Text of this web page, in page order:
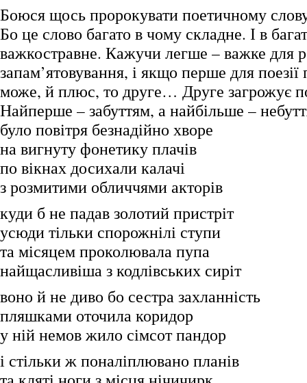
Боюся щось пророкувати поетичному
Бо це слово багато в чому складне. І в
важкостравне. Кажучи легше – важке для
запам’ятовування, і якщо перше для
може, й плюс, то друге… Друге загрожує
Найперше – забуттям, а найбільше –
було повітря безнадійно хворе
на вигнуту фонетику плачів
по вікнах досихали калачі
з розмитими обличчями акторів
куди б не падав золотий пристріт
усюди тільки спорожнілі ступи
та місяцем проколювала пупа
найщасливіша з кодлівських сиріт
воно й не диво бо сестра захланність
пляшками оточила коридор
у ній немов жило сімсот пандор
і стільки ж поналіплювано планів